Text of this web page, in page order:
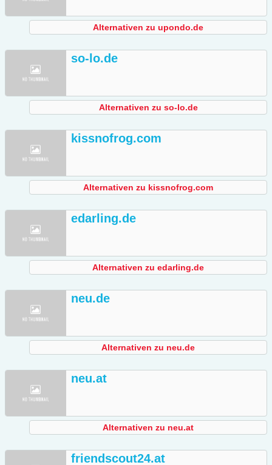
Alternativen zu upondo.de
so-lo.de
Alternativen zu so-lo.de
kissnofrog.com
Alternativen zu kissnofrog.com
edarling.de
Alternativen zu edarling.de
neu.de
Alternativen zu neu.de
neu.at
Alternativen zu neu.at
friendscout24.at